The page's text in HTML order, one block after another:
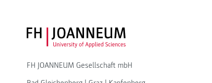
FH JOANNEUM Logo
FH JOANNEUM Gesellschaft mbH